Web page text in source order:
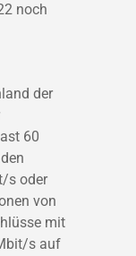
noch
der
60
s oder
von
mit
s auf